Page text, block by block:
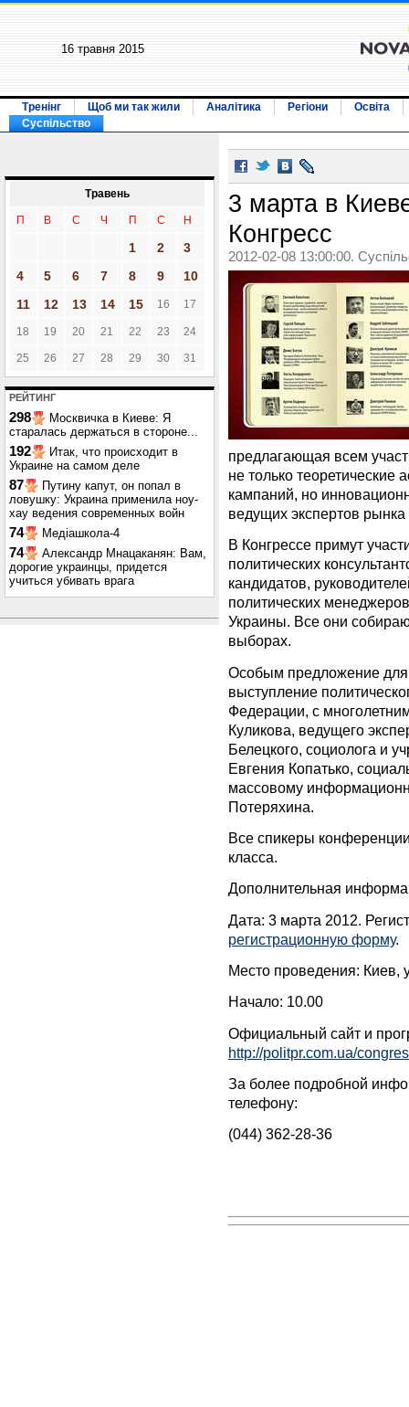
16 травня 2015
Тренінг Щоб ми так жили Аналітика Регіони
Освіта
Суспільство
Травень
П В С Ч П С Н
1 2
3
4
5 6 7 8 9
10
11
12 13 14 15 16 17
18 19 20 21 22 23 24
25 26 27 28 29 30 31
РЕЙТИНГ
298
Москвичка в Киеве: Я
старалась держаться в стороне...
192
Итак, что происходит в
Украине на самом деле
87
Путину капут, он попал в
ловушку: Украина применила ноу-
хау ведения современных войн
74 Медіашкола-4
74
Александр Мнацаканян: Вам,
дорогие украинцы, придется
учиться убивать врага
3 марта в
Конгресс
2012-02-08 13:00:00.
предлагающая всем
не только теоретические
кампаний, но
ведущих экспертов рынка
В Конгрессе примут
политических
кандидатов,
политических
Украины. Все они
выборах.
Особым предложение для
выступление
Федерации, с
Куликова, ведущего
Белецкого, социолога и
Евгения Копатько,
массовому
Потеряхина.
Все спикеры
класса.
Дополнительная
Дата: 3 марта 2012.
регистрационную форму.
Место проведения: Киев,
Начало: 10.00
Официальный сайт и
http://politpr.com.ua/
За более подробной
телефону:
(044) 362-28-36